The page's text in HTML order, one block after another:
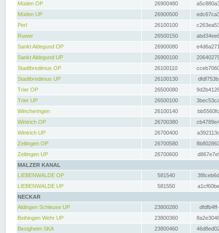
Müden OP
26900480
Müden UP
26900500
Perl
26100100
Ruwer
26500150
Sankt Aldegund OP
26900080
Sankt Aldegund UP
26900100
Stadtbredimus OP
26100110
Stadtbredimus UP
26100130
Trier OP
26500080
Trier UP
26500100
Wincheringen
26100140
Wintrich OP
26700380
Wintrich UP
26700400
Zeltingen OP
26700580
Zeltingen UP
26700600
MALZER KANAL
LIEBENWALDE OP
581540
LIEBENWALDE UP
581550
NECKAR
Aldingen Schleuse UP
23800280
Beihingen Wehr UP
23800360
Besigheim SKA
23800460